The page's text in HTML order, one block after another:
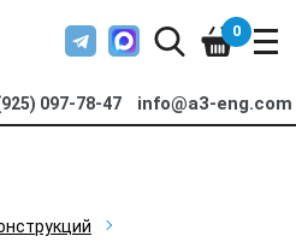
097-78-47 info@a3-eng.com
0